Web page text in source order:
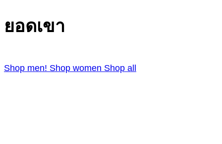
ยอดเขา
Shop men! Shop women Shop all